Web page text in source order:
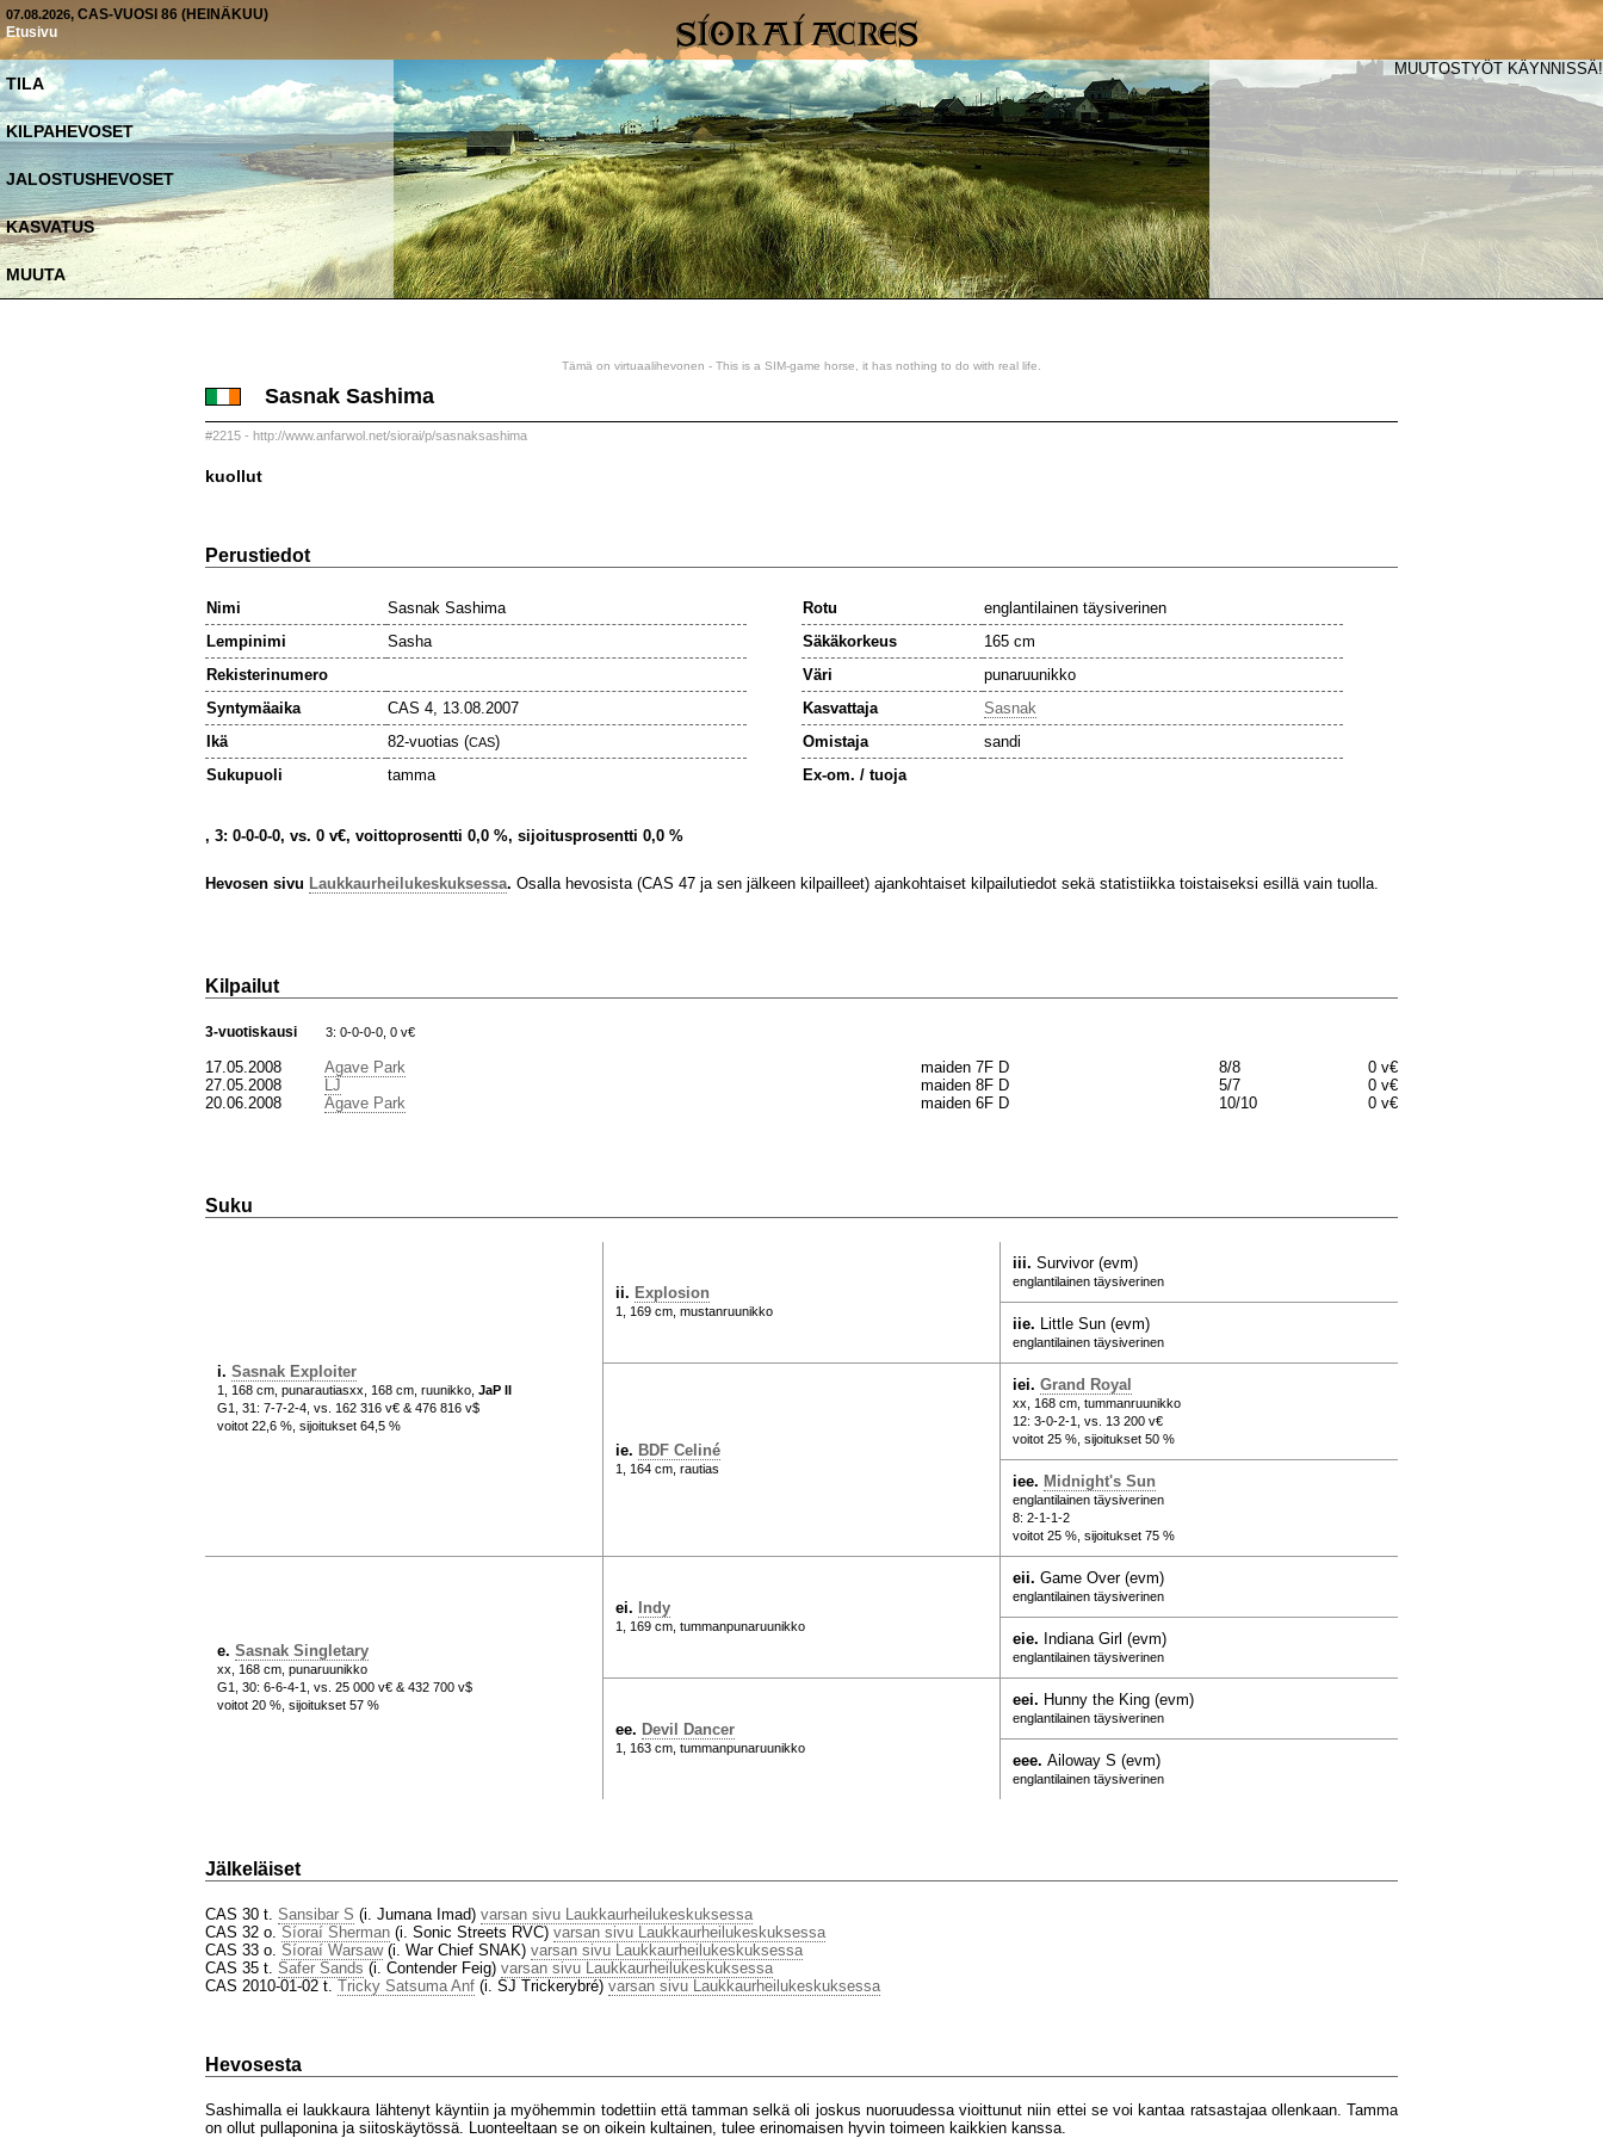
07.08.2026, CAS-VUOSI 86 (HEINÄKUU)
Etusivu
TILA
KILPAHEVOSET
JALOSTUSHEVOSET
KASVATUS
MUUTA
MUUTOSTYÖT KÄYNNISSÄ!
Tämä on virtuaalihevonen - This is a SIM-game horse, it has nothing to do with real life.
Sasnak Sashima
#2215 - http://www.anfarwol.net/siorai/p/sasnaksashima
kuollut
Perustiedot
Nimi
Sasnak Sashima
Lempinimi
Sasha
Rekisterinumero
Syntymäaika
CAS 4, 13.08.2007
Ikä
82-vuotias (CAS)
Sukupuoli
tamma
Rotu
englantilainen täysiverinen
Säkäkorkeus
165 cm
Väri
punaruunikko
Kasvattaja
Sasnak
Omistaja
sandi
Ex-om. / tuoja
, 3: 0-0-0-0, vs. 0 v€, voittoprosentti 0,0 %, sijoitusprosentti 0,0 %
Hevosen sivu Laukkaurheilukeskuksessa. Osalla hevosista (CAS 47 ja sen jälkeen kilpailleet) ajankohtaiset kilpailutiedot sekä statistiikka toistaiseksi esillä vain tuolla.
Kilpailut
3-vuotiskausi 3: 0-0-0-0, 0 v€
17.05.2008 Agave Park maiden 7F D 8/8
0 v€
27.05.2008
LJ maiden 8F D 5/7
0 v€
20.06.2008
Agave Park maiden 6F D 10/10 0 v€
Suku
i. Sasnak Exploiter
1, 168 cm, punarautiasxx, 168 cm, ruunikko, JaP II
G1, 31: 7-7-2-4, vs. 162 316 v€ & 476 816 v$
voitot 22,6 %, sijoitukset 64,5 %
ii. Explosion
1, 169 cm, mustanruunikko
iii. Survivor (evm)
englantilainen täysiverinen
iie. Little Sun (evm)
englantilainen täysiverinen
ie. BDF Celiné
1, 164 cm, rautias
iei. Grand Royal
xx, 168 cm, tummanruunikko
12: 3-0-2-1, vs. 13 200 v€
voitot 25 %, sijoitukset 50 %
iee. Midnight's Sun
englantilainen täysiverinen
8: 2-1-1-2
voitot 25 %, sijoitukset 75 %
e. Sasnak Singletary
xx, 168 cm, punaruunikko
G1, 30: 6-6-4-1, vs. 25 000 v€ & 432 700 v$
voitot 20 %, sijoitukset 57 %
ei. Indy
1, 169 cm, tummanpunaruunikko
eii. Game Over (evm)
englantilainen täysiverinen
eie. Indiana Girl (evm)
englantilainen täysiverinen
ee. Devil Dancer
1, 163 cm, tummanpunaruunikko
eei. Hunny the King (evm)
englantilainen täysiverinen
eee. Ailoway S (evm)
englantilainen täysiverinen
Jälkeläiset
CAS 30 t. Sansibar S (i. Jumana Imad) varsan sivu Laukkaurheilukeskuksessa
CAS 32 o. Síoraí Sherman (i. Sonic Streets RVC) varsan sivu Laukkaurheilukeskuksessa
CAS 33 o. Síoraí Warsaw(i. War Chief SNAK) varsan sivu Laukkaurheilukeskuksessa
CAS 35 t. Safer Sands (i. Contender Feig) varsan sivu Laukkaurheilukeskuksessa
CAS 2010-01-02 t. Tricky Satsuma Anf (i. SJ Trickerybré) varsan sivu Laukkaurheilukeskuksessa
Hevosesta
Sashimalla ei laukkaura lähtenyt käyntiin ja myöhemmin todettiin että tamman selkä oli joskus nuoruudessa vioittunut niin ettei se voi kantaa ratsastajaa ollenkaan. Tamma
on ollut pullaponina ja siitoskäytössä. Luonteeltaan se on oikein kultainen, tulee erinomaisen hyvin toimeen kaikkien kanssa.